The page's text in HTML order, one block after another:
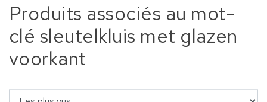
Produits associés au mot-
clé sleutelkluis met glazen
voorkant